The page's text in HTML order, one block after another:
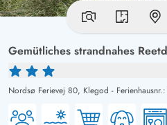
Gemütliches strandnahes
Nordsø Ferievej 80, Klegod -